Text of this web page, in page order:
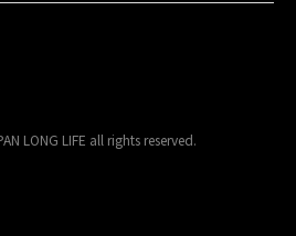
LONG LIFE all rights reserved.